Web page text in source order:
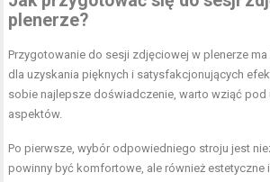
plenerze?
Przygotowanie do sesji zdjęciowej w plenerze
dla uzyskania pięknych i satysfakcjonujących
sobie najlepsze doświadczenie, warto wziąć pod
aspektów.
Po pierwsze, wybór odpowiedniego stroju jest
powinny być komfortowe, ale również estetyczne